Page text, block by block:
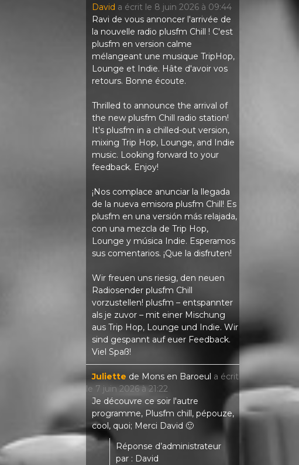
David a écrit le 8 juin 2026 à 09:44
Ravi de vous annoncer l'arrivée de
la nouvelle radio plusfm Chill ! C'est
plusfm en version calme
mélangeant une musique TripHop,
Lounge et Indie. Hâte d'avoir vos
retours. Bonne écoute.
Thrilled to announce the arrival of
the new plusfm Chill radio station!
It's plusfm in a chilled-out version,
mixing Trip Hop, Lounge, and Indie
music. Looking forward to your
feedback. Enjoy!
¡Nos complace anunciar la llegada
de la nueva emisora ​​plusfm Chill! Es
plusfm en una versión más relajada,
con una mezcla de Trip Hop,
Lounge y música Indie. Esperamos
sus comentarios. ¡Que la disfruten!
Wir freuen uns riesig, den neuen
Radiosender plusfm Chill
vorzustellen! plusfm – entspannter
als je zuvor – mit einer Mischung
aus Trip Hop, Lounge und Indie. Wir
sind gespannt auf euer Feedback.
Viel Spaß!
Juliette de Mons en Baroeul a écrit
le 7 juin 2026 à 21:22
Je découvre ce soir l'autre
programme, Plusfm chill, pépouze,
cool, quoi; Merci David 🙂
Réponse d’administrateur
par : David